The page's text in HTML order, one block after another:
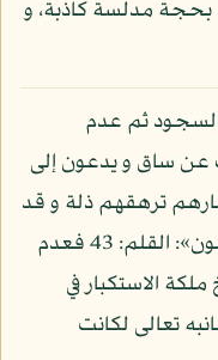
بحجة مدلسة كاذبة، و
السجود ثم عدم
عن ساق و يدعون إلى
ترهقهم ذلة و قد
كانوا يدعون إلى السجود و هم سالمون»: القلم: 43 فعدم
الاستكبار في
تعالى لكانت